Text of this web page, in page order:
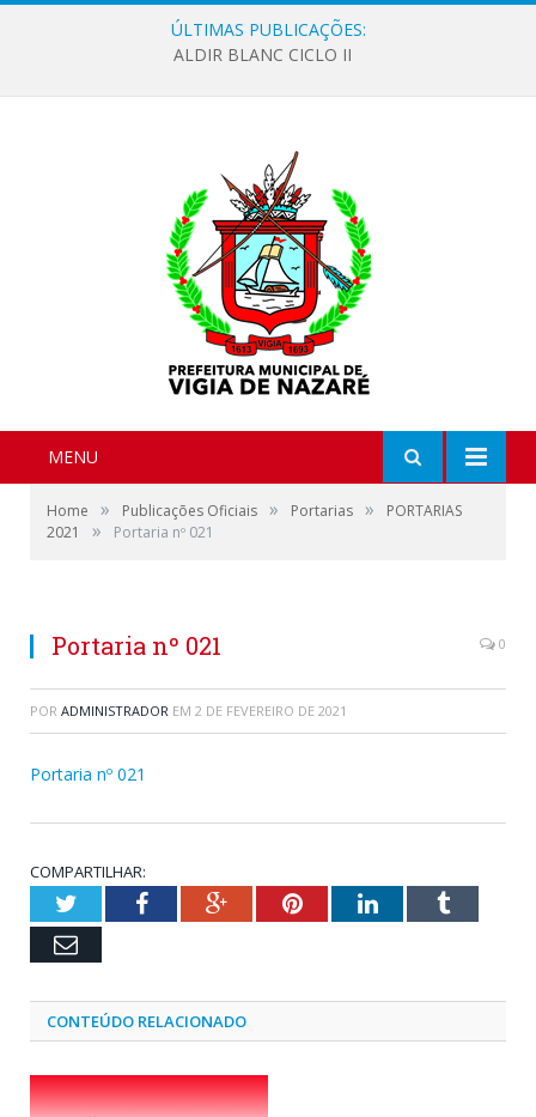
ÚLTIMAS PUBLICAÇÕES:
ALDIR BLANC CICLO II
MENU
Home » Publicações Oficiais » Portarias »
PORTARIAS
2021
» Portaria nº 021
Portaria nº 021 0
POR ADMINISTRADOR EM 2 DE FEVEREIRO DE 2021
Portaria nº 021
COMPARTILHAR:
TwitterFacebookGoogle+PinterestLinkedInTumblr
Email
CONTEÚDO RELACIONADO